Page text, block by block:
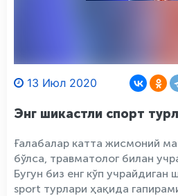
13 Июл 2020
Энг шикастли спорт
Ғалабалар катта жисмоний
бўлса, травматолог билан
Бугун биз енг кўп учрайдиган
sport турлари ҳақида